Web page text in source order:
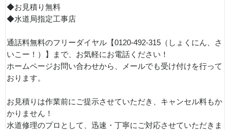
◆お見積り無料
◆水道局指定工事店
通話料無料のフリーダイヤル【0120-492-315（しょくにん、さ
いこー！）】まで、お気軽にお電話ください！
ホームページお問い合わせから、メールでも受け付けを行って
おります。
お見積りは作業前にご提示させていただき、キャンセル料もか
かりません！
水道修理のプロとして、迅速・丁寧にご対応させていただきま